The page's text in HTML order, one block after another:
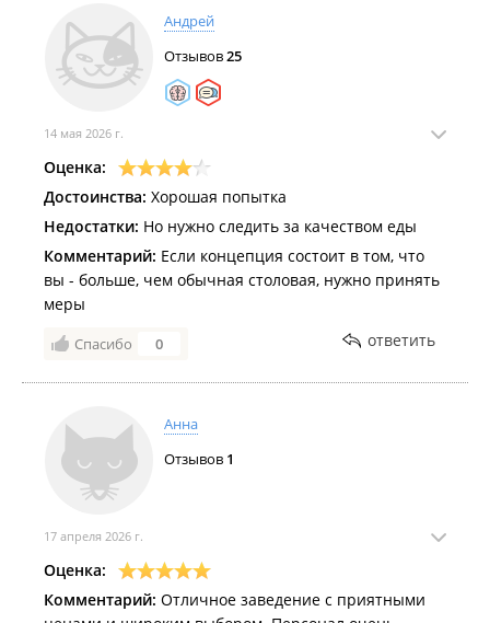
Андрей
Отзывов25
14 мая 2026 г.
Оценка:
Достоинства: Хорошая попытка
Недостатки: Но нужно следить за качеством еды
Комментарий: Если концепция состоит в том, что
вы - больше, чем обычная столовая, нужно принять
меры
Спасибо 0 ответить
Анна
Отзывов 1
17 апреля 2026 г.
Оценка:
Комментарий: Отличное заведение с приятными